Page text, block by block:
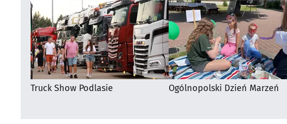
Truck Show Podlasie Ogólnopolski Dzień Marzeń